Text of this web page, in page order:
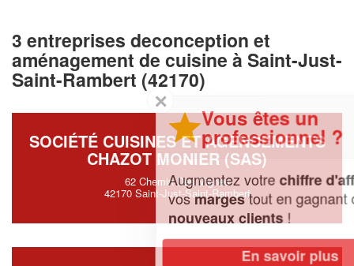
3 entreprises deconception et
aménagement de cuisine à Saint-Just-
Saint-Rambert (42170)
SOCIÉTÉ CUISINES ET AGENCEMENTS
CHAZOT MONIER (SAS)
62 Chemin Des Vignes
42170 Saint-Just-Saint-Rambert
Vous êtes un
professionnel ?
Augmentez votrechiffre d'affaireset
vosmargestout en gagnant de
nouveaux clients!
En savoir plus